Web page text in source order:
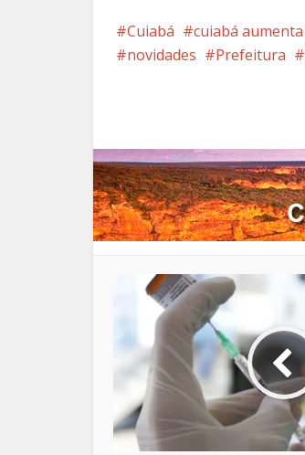
Cuiabá cuiabá aumenta
novidades
Prefeitura